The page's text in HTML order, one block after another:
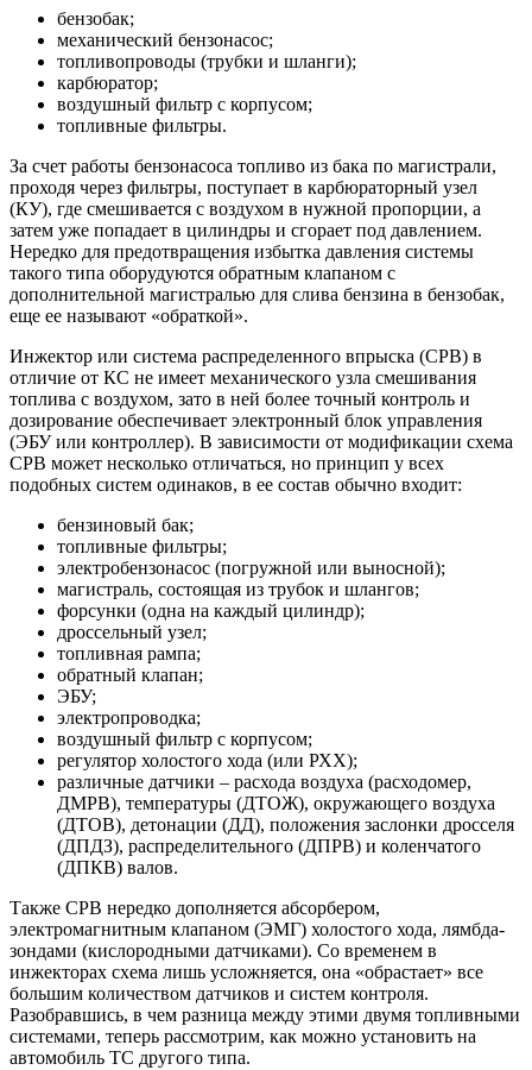
бензобак;
механический бензонасос;
топливопроводы (трубки и шланги);
карбюратор;
воздушный фильтр с корпусом;
топливные фильтры.
За счет работы бензонасоса топливо из бака по магистрали,
проходя через фильтры, поступает в карбюраторный узел
(КУ), где смешивается с воздухом в нужной пропорции, а
затем уже попадает в цилиндры и сгорает под давлением.
Нередко для предотвращения избытка давления системы
такого типа оборудуются обратным клапаном с
дополнительной магистралью для слива бензина в бензобак,
еще ее называют «обраткой».
Инжектор или система распределенного впрыска (СРВ) в
отличие от КС не имеет механического узла смешивания
топлива с воздухом, зато в ней более точный контроль и
дозирование обеспечивает электронный блок управления
(ЭБУ или контроллер). В зависимости от модификации схема
СРВ может несколько отличаться, но принцип у всех
подобных систем одинаков, в ее состав обычно входит:
бензиновый бак;
топливные фильтры;
электробензонасос (погружной или выносной);
магистраль, состоящая из трубок и шлангов;
форсунки (одна на каждый цилиндр);
дроссельный узел;
топливная рампа;
обратный клапан;
ЭБУ;
электропроводка;
воздушный фильтр с корпусом;
регулятор холостого хода (или РХХ);
различные датчики – расхода воздуха (расходомер,
ДМРВ), температуры (ДТОЖ), окружающего воздуха
(ДТОВ), детонации (ДД), положения заслонки дросселя
(ДПДЗ), распределительного (ДПРВ) и коленчатого
(ДПКВ) валов.
Также СРВ нередко дополняется абсорбером,
электромагнитным клапаном (ЭМГ) холостого хода, лямбда-
зондами (кислородными датчиками). Со временем в
инжекторах схема лишь усложняется, она «обрастает» все
большим количеством датчиков и систем контроля.
Разобравшись, в чем разница между этими двумя топливными
системами, теперь рассмотрим, как можно установить на
автомобиль ТС другого типа.